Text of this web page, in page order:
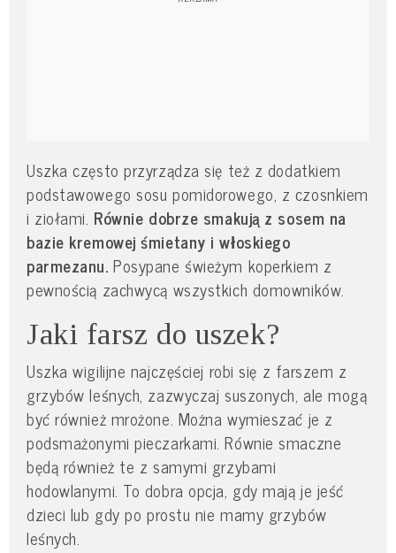
Uszka często przyrządza się też z dodatkiem
podstawowego sosu pomidorowego, z czosnkiem
i ziołami. Równie dobrze smakują z sosem na
bazie kremowej śmietany i włoskiego
parmezanu.Posypane świeżym koperkiem z
pewnością zachwycą wszystkich domowników.
Jaki farsz do uszek?
Uszka wigilijne najczęściej robi się z farszem z
grzybów leśnych, zazwyczaj suszonych, ale mogą
być również mrożone. Można wymieszać je z
podsmażonymi pieczarkami. Równie smaczne
będą również te z samymi grzybami
hodowlanymi. To dobra opcja, gdy mają je jeść
dzieci lub gdy po prostu nie mamy grzybów
leśnych.